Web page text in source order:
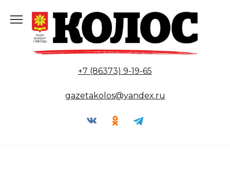
содержанию
+7 (86373) 9-19-65
gazetakolos@yandex.ru